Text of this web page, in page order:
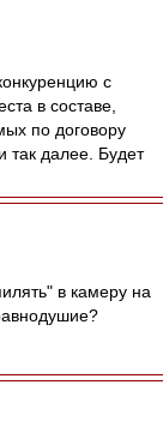
с
в составе,
по договору
так далее. Будет
в камеру на